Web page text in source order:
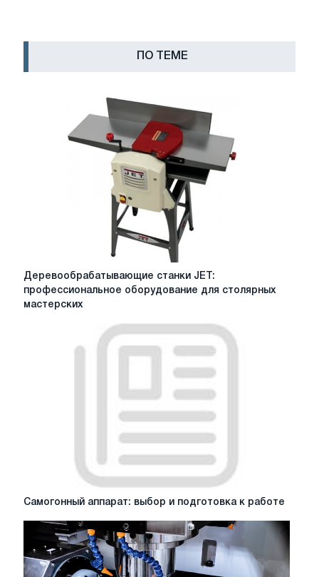
ПО ТЕМЕ
Деревообрабатывающие
станки
Деревообрабатывающие станки JET:
профессиональное оборудование для столярных
мастерских
Самогонный
выбор
подготовка
к
Самогонный аппарат: выбор и подготовка к работе